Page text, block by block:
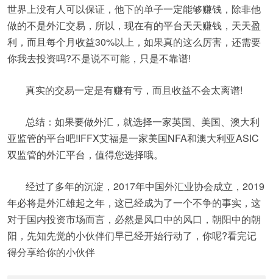
世界上没有人可以保证，他下的单子一定能够赚钱，除非他
做的不是外汇交易，所以，现在有的平台天天赚钱，天天盈
利，而且每个月收益30%以上，如果真的这么厉害，还需要
你我去投资吗?不是说不可能，只是不靠谱!
真实的交易一定是有赚有亏，而且收益不会太离谱!
总结：如果要做外汇，就选择一家英国、美国、澳大利
亚监管的平台吧!IFFX艾福是一家美国NFA和澳大利亚ASIC
双监管的外汇平台，值得您选择哦。
经过了多年的沉淀，2017年中国外汇业协会成立，2019
年必将是外汇雄起之年，这已经成为了一个不争的事实，这
对于国内投资市场而言，必然是风口中的风口，朝阳中的朝
阳，先知先觉的小伙伴们早已经开始行动了，你呢?看完记
得分享给你的小伙伴